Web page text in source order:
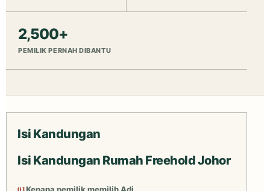
2,500+
PEMILIK PERNAH DIBANTU
Isi Kandungan
Isi Kandungan Rumah Freehold Johor